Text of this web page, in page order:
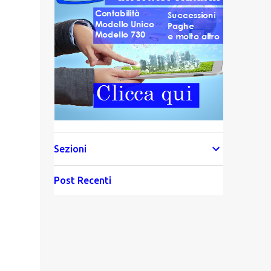
Sezioni
Post Recenti